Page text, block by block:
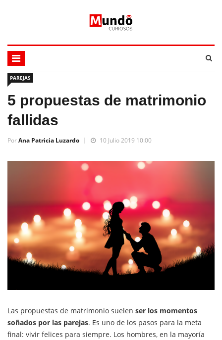
PAREJAS
5 propuestas de matrimonio
fallidas
PorAna Patricia Luzardo 10 Julio 2019 10:00
Las propuestas de matrimonio suelen ser los momentos
soñados por las parejas. Es uno de los pasos para la meta
final: vivir felices para siempre. Los hombres, en la mayoría